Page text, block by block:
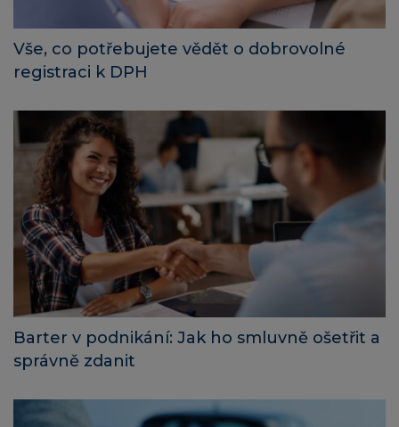
Vše, co potřebujete vědět o dobrovolné
registraci k DPH
Barter v podnikání: Jak ho smluvně ošetřit a
správně zdanit